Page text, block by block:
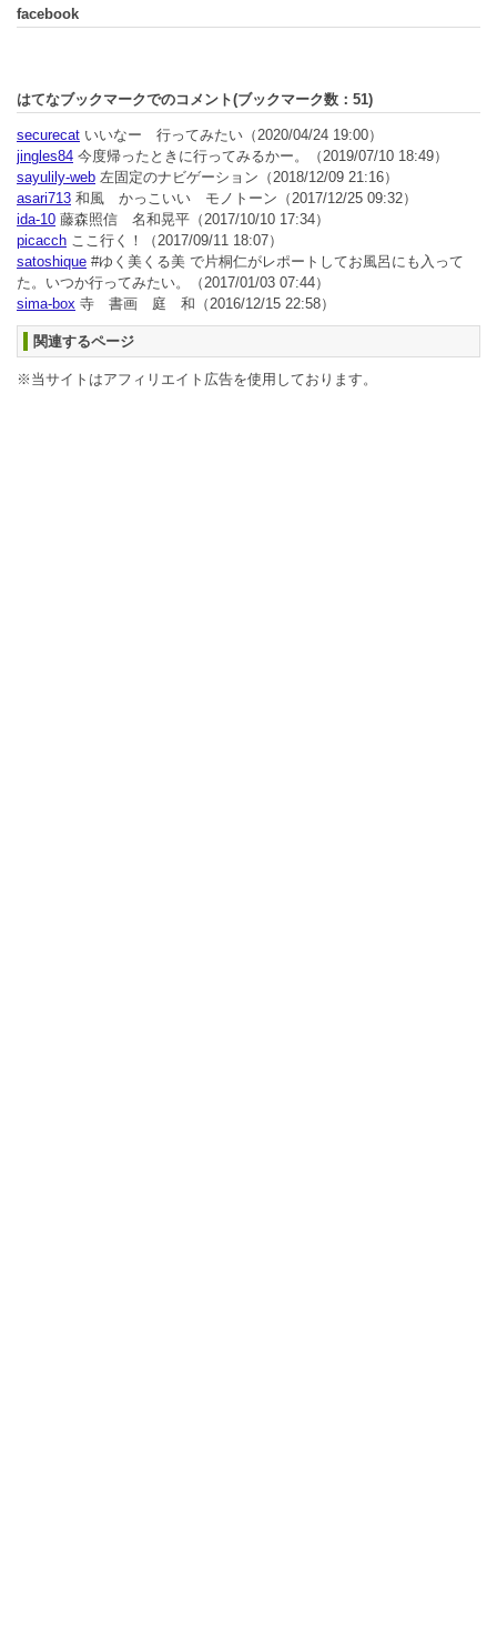
facebook
はてなブックマークでのコメント(ブックマーク数： 51)
securecat いいなー 行ってみたい （2020/04/24 19:00）
jingles84 今度帰ったときに行ってみるかー。
（2019/07/10 18:49）
sayulily-web 左固定のナビゲーション （2018/12/09 21:16）
asari713 和風 かっこいい モノトーン （2017/12/25 09:32）
ida-10 藤森照信 名和晃平 （2017/10/10 17:34）
picacch ここ行く！
（2017/09/11 18:07）
satoshique #ゆく美くる美 で片桐仁がレポートしてお風呂にも入って
た。いつか行ってみたい。
（2017/01/03 07:44）
sima-box 寺 書画 庭 和 （2016/12/15 22:58）
関連するページ
※当サイトはアフィリエイト広告を使用しております。